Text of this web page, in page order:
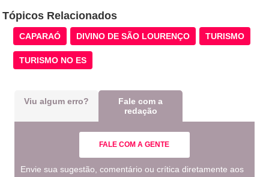
Tópicos Relacionados
CAPARAÓ DIVINO DE SÃO LOURENÇO TURISMO
TURISMO NO ES
Viu algum erro?
Fale com a
redação
FALE COM A GENTE
Envie sua sugestão, comentário ou crítica diretamente aos